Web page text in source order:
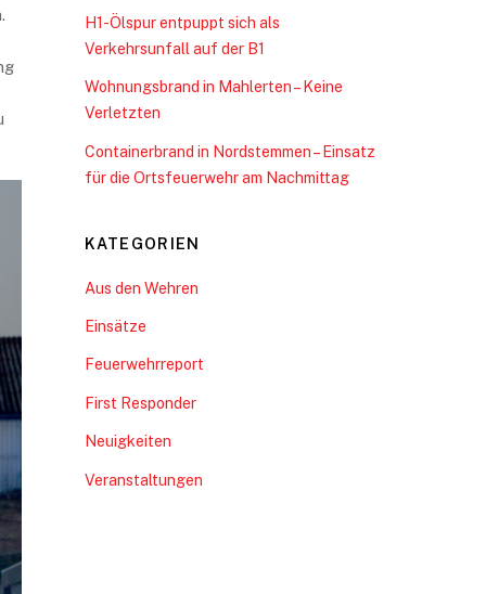
H1-Ölspur entpuppt sich als
Verkehrsunfall auf der B1
Wohnungsbrand in Mahlerten – Keine
Verletzten
Containerbrand in Nordstemmen – Einsatz
für die Ortsfeuerwehr am Nachmittag
KATEGORIEN
Aus den Wehren
Einsätze
Feuerwehrreport
First Responder
Neuigkeiten
Veranstaltungen